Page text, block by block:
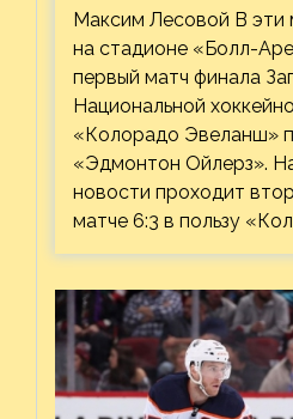
Максим Лесовой В эти
на стадионе «Болл-
первый матч финала
Национальной
«Колорадо Эвеланш»
«Эдмонтон Ойлерз».
новости проходит
матче 6:3 в пользу